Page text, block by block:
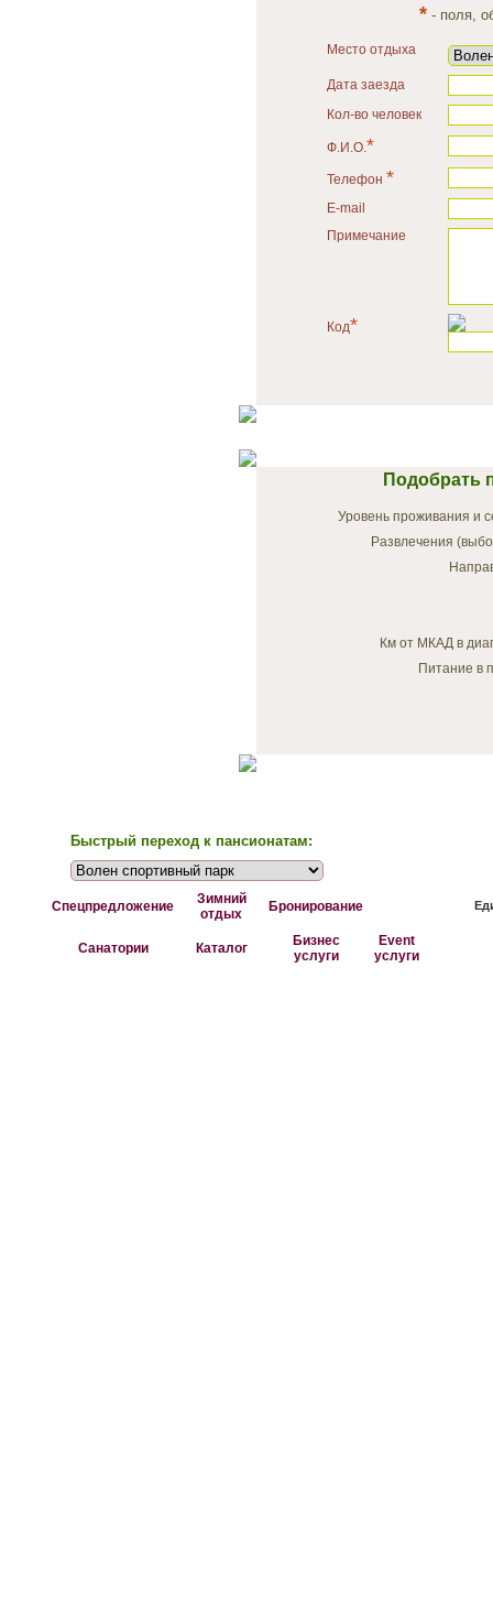
* - поля,
Место отдыха
Дата заезда
Кол-во человек
Ф.И.О.*
Телефон *
E-mail
Примечание
Код*
Подобрать
Уровень проживания и
Развлечения
Км от МКАД в
Питание в
Быстрый переход к пансионатам:
Спецпредложение
Зимний
отдых
Бронирование
Санатории Каталог
Бизнес
услуги
Event
услуги